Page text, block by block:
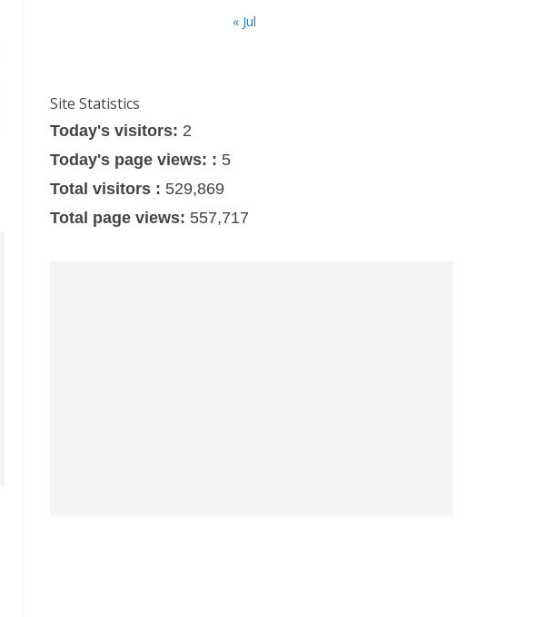
« Jul
Site Statistics
Today's visitors: 2
Today's page views: : 5
Total visitors : 529,869
Total page views: 557,717